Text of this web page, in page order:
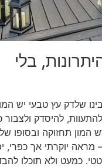
בלי
שלדק עץ טבעי יש
להיסדק ולצבור
המון תחזוקה ובסופו
מראה יוקרתי אך כפרי,
כמעט ולא תוכלו